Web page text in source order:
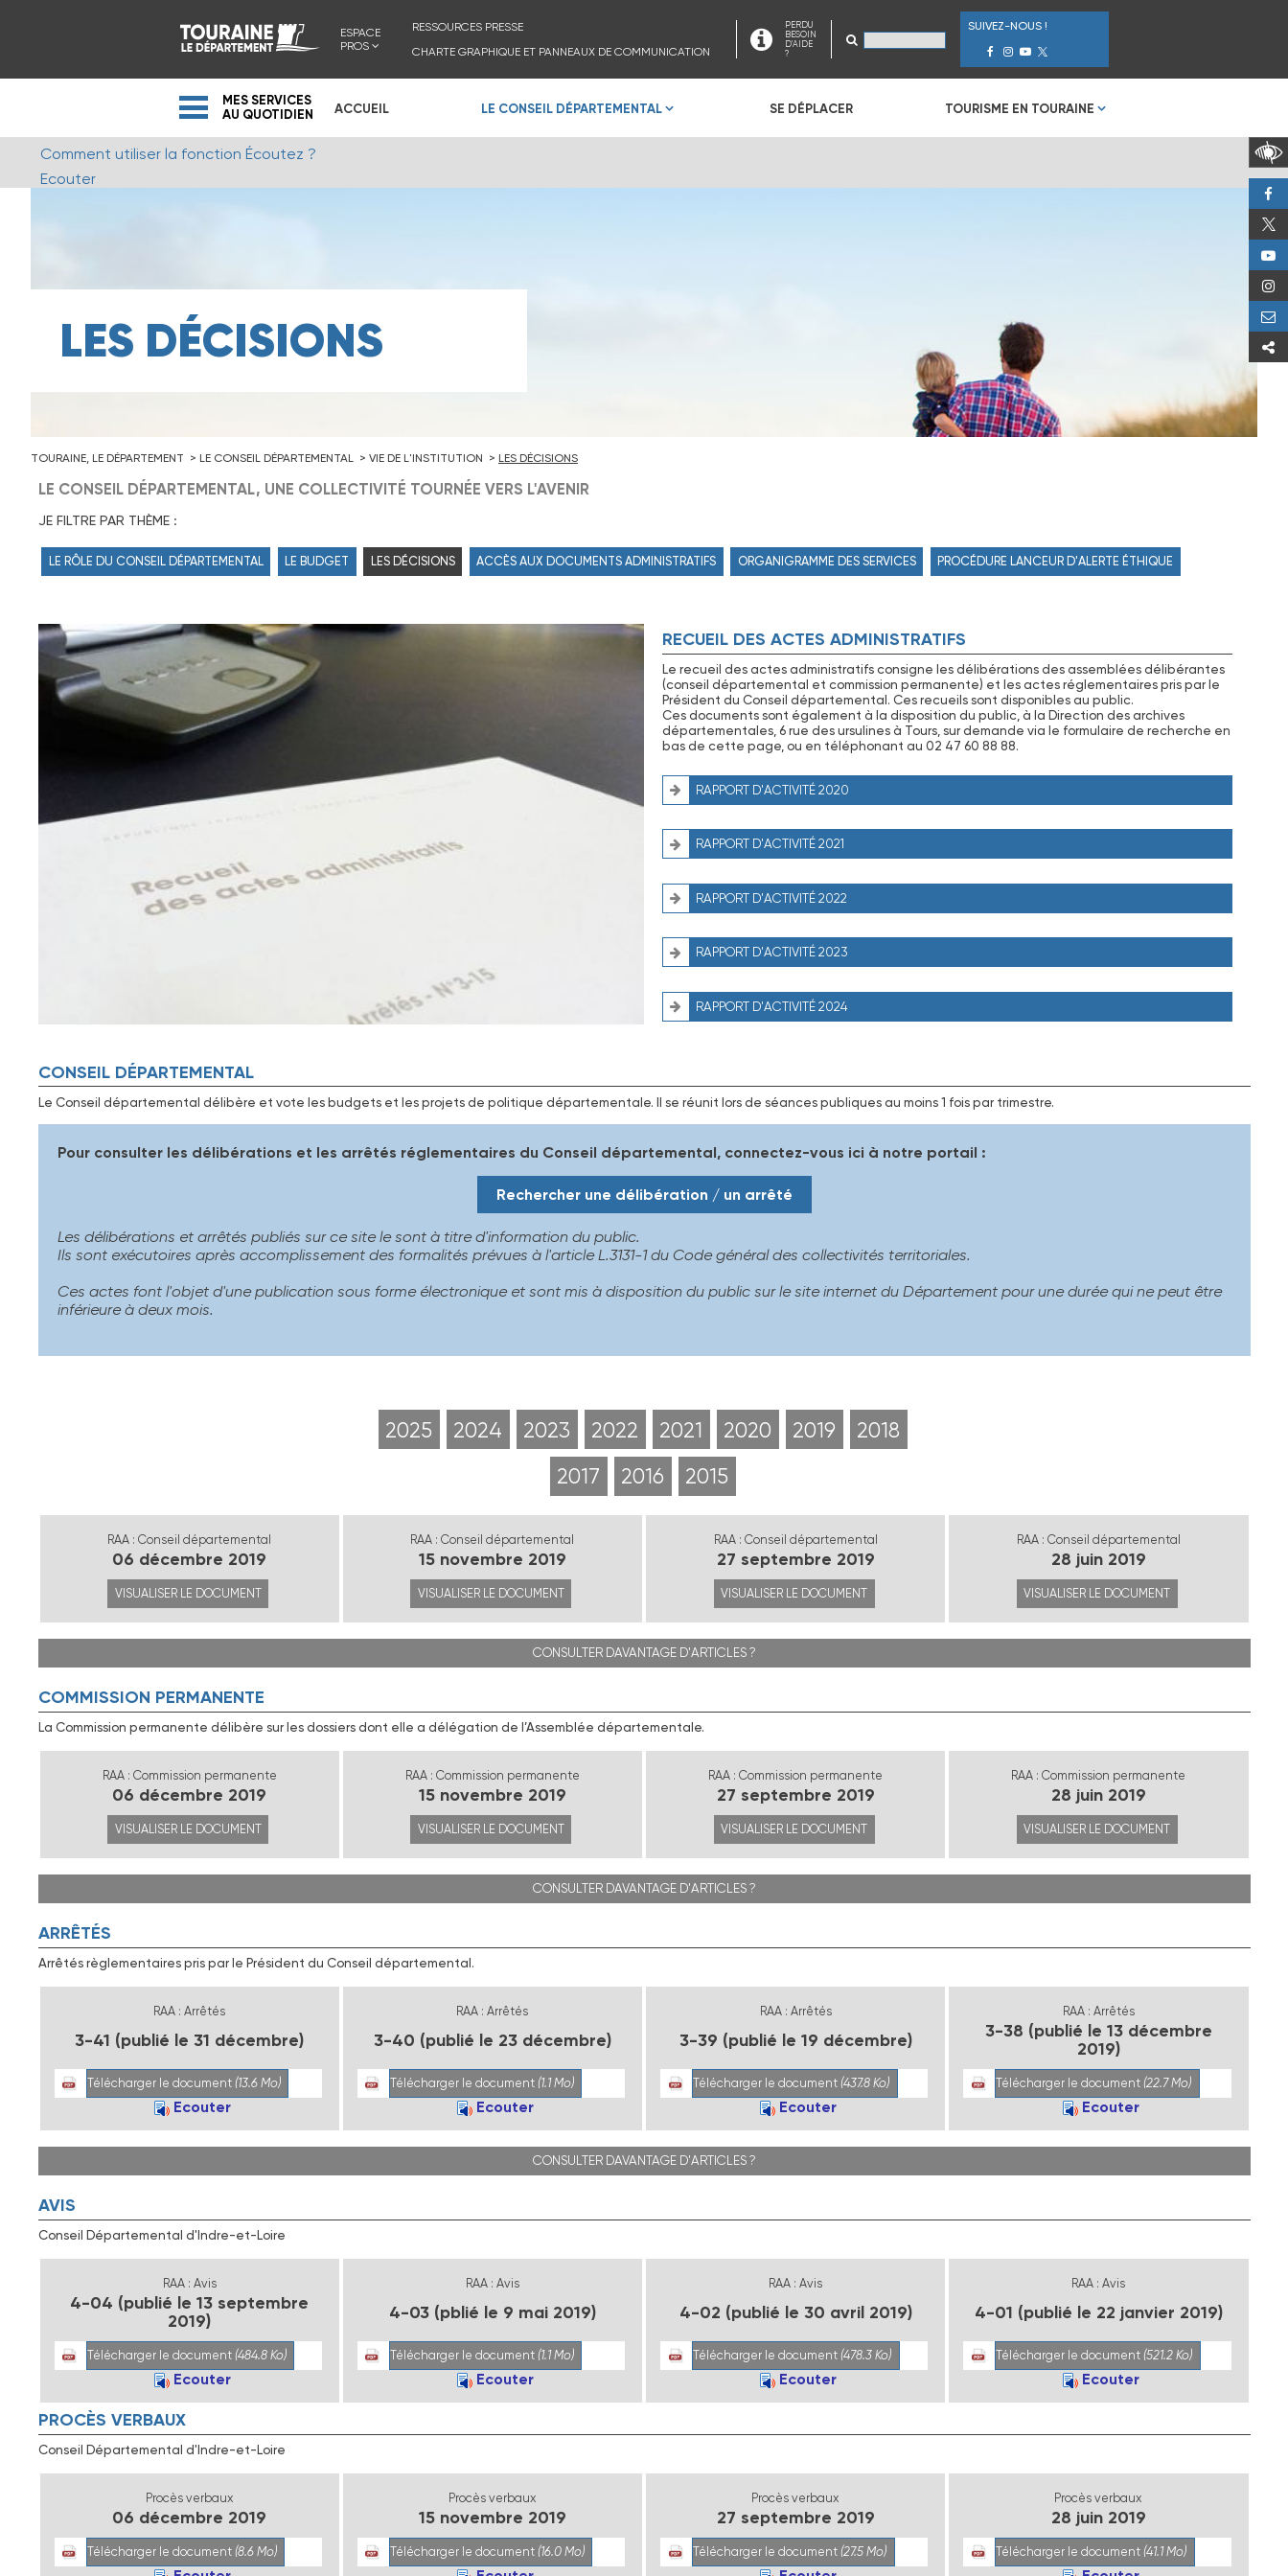
ESPACE
PROS
RESSOURCES PRESSE
CHARTE GRAPHIQUE ET PANNEAUX DE COMMUNICATION
PERDU
BESOIN
D'AIDE
?
SUIVEZ-NOUS !
MES SERVICES
AU QUOTIDIEN
ACCUEIL LE CONSEIL DÉPARTEMENTAL SE DÉPLACER TOURISME EN TOURAINE
Comment utiliser la fonction Écoutez ?
Ecouter
LES DÉCISIONS
TOURAINE, LE DÉPARTEMENT LE CONSEIL DÉPARTEMENTAL VIE DE L'INSTITUTION LES DÉCISIONS
LE CONSEIL DÉPARTEMENTAL, UNE COLLECTIVITÉ TOURNÉE VERS L'AVENIR
JE FILTRE PAR THÈME :
LE RÔLE DU CONSEIL DÉPARTEMENTAL LE BUDGET LES DÉCISIONS ACCÈS AUX DOCUMENTS ADMINISTRATIFS ORGANIGRAMME DES SERVICES PROCÉDURE LANCEUR D'ALERTE ÉTHIQUE
RECUEIL DES ACTES ADMINISTRATIFS
Le recueil des actes administratifs consigne les délibérations des assemblées délibérantes
(conseil départemental et commission permanente) et les actes réglementaires pris par le
Président du Conseil départemental. Ces recueils sont disponibles au public.
Ces documents sont également à la disposition du public, à la Direction des archives
départementales, 6 rue des ursulines à Tours, sur demande via le formulaire de recherche en
bas de cette page, ou en téléphonant au 02 47 60 88 88.
RAPPORT D'ACTIVITÉ 2020
RAPPORT D'ACTIVITÉ 2021
RAPPORT D'ACTIVITÉ 2022
RAPPORT D'ACTIVITÉ 2023
RAPPORT D'ACTIVITÉ 2024
CONSEIL DÉPARTEMENTAL
Le Conseil départemental délibère et vote les budgets et les projets de politique départementale. Il se réunit lors de séances publiques au moins 1 fois par trimestre.
Pour consulter les délibérations et les arrêtés réglementaires du Conseil départemental, connectez-vous ici à notre portail :
Rechercher une délibération / un arrêté
Les délibérations et arrêtés publiés sur ce site le sont à titre d'information du public.
Ils sont exécutoires après accomplissement des formalités prévues à l'article L.3131-1 du Code général des collectivités territoriales.
Ces actes font l'objet d'une publication sous forme électronique et sont mis à disposition du public sur le site internet du Département pour une durée qui ne peut être
inférieure à deux mois.
2025 2024 2023 2022 2021 2020 2019
2018
2017
2016 2015
RAA : Conseil départemental
06 décembre 2019
VISUALISER LE DOCUMENT
RAA : Conseil départemental
15 novembre 2019
VISUALISER LE DOCUMENT
RAA : Conseil départemental
27 septembre 2019
VISUALISER LE DOCUMENT
RAA : Conseil départemental
28 juin 2019
VISUALISER LE DOCUMENT
CONSULTER DAVANTAGE D'ARTICLES ?
COMMISSION PERMANENTE
La Commission permanente délibère sur les dossiers dont elle a délégation de l’Assemblée départementale.
RAA : Commission permanente
06 décembre 2019
VISUALISER LE DOCUMENT
RAA : Commission permanente
15 novembre 2019
VISUALISER LE DOCUMENT
RAA : Commission permanente
27 septembre 2019
VISUALISER LE DOCUMENT
RAA : Commission permanente
28 juin 2019
VISUALISER LE DOCUMENT
CONSULTER DAVANTAGE D'ARTICLES ?
ARRÊTÉS
Arrêtés règlementaires pris par le Président du Conseil départemental.
RAA : Arrêtés
3-41 (publié le 31 décembre)
Télécharger le document (13.6 Mo)
Ecouter
RAA : Arrêtés
3-40 (publié le 23 décembre)
Télécharger le document (1.1 Mo)
Ecouter
RAA : Arrêtés
3-39 (publié le 19 décembre)
Télécharger le document (437.8 Ko)
Ecouter
RAA : Arrêtés
3-38 (publié le 13 décembre
2019)
Télécharger le document (22.7 Mo)
Ecouter
CONSULTER DAVANTAGE D'ARTICLES ?
AVIS
Conseil Départemental d'Indre-et-Loire
RAA : Avis
4-04 (publié le 13 septembre
2019)
Télécharger le document (484.8 Ko)
Ecouter
RAA : Avis
4-03 (pblié le 9 mai 2019)
Télécharger le document (1.1 Mo)
Ecouter
RAA : Avis
4-02 (publié le 30 avril 2019)
Télécharger le document (478.3 Ko)
Ecouter
RAA : Avis
4-01 (publié le 22 janvier 2019)
Télécharger le document (521.2 Ko)
Ecouter
PROCÈS VERBAUX
Conseil Départemental d'Indre-et-Loire
Procès verbaux
06 décembre 2019
Télécharger le document (8.6 Mo)
Procès verbaux
15 novembre 2019
Télécharger le document (16.0 Mo)
Procès verbaux
27 septembre 2019
Télécharger le document (27.5 Mo)
Procès verbaux
28 juin 2019
Télécharger le document (41.1 Mo)